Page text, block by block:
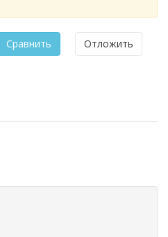
Сравнить Отложить